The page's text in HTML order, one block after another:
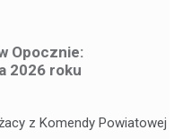
Opocznie:
2026 roku
z Komendy Powiatowej